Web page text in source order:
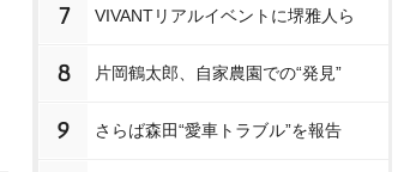
7 VIVANTリアルイベントに堺雅人ら
8 片岡鶴太郎、自家農園での“発見”
9 さらば森田“愛車トラブル”を報告